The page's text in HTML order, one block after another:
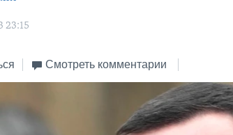
23:15
Смотреть комментарии